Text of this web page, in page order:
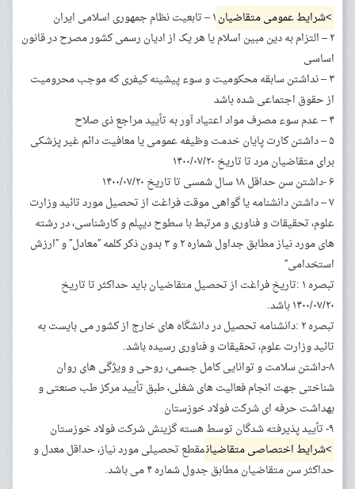
>شرایط عمومی متقاضیان۱ – تابعیت نظام جمهوری اسلامی ایران
۲ – التزام به دین مبین اسلام یا هر یک از ادیان رسمی کشور مصرح در قانون
اساسی
۳ – نداشتن سابقه محکومیت و سوء پیشینه کیفری که موجب محرومیت
از حقوق اجتماعی شده باشد
۴ – عدم سوء مصرف مواد اعتیاد آور به تأیید مراجع ذی صلاح
۵ – داشتن کارت پایان خدمت وظیفه عمومی یا معافیت دائم غیر پزشکی
برای متقاضیان مرد تا تاریخ ۱۴۰۰/۰۷/۲۰
۶ -داشتن سن حداقل ۱۸ سال شمسی تا تاریخ ۱۴۰۰/۰۷/۲۰
۷ – داشتن دانشنامه یا گواهی موقت فراغت از تحصیل مورد تائید وزارت
علوم، تحقیقات و فناوری و مرتبط با سطوح دیپلم و کارشناسی، در رشته
های مورد نیاز مطابق جداول شماره ۲ و ۳ بدون ذکر کلمه ′′معادل′′ و ′′ارزش
استخدامی′′
تبصره ۱ :تاریخ فراغت از تحصیل متقاضیان باید حداکثر تا تاریخ
۱۴۰۰/۰۷/۲۰ باشد.
تبصره ۲ :دانشنامه تحصیل در دانشگاه های خارج از کشور می بایست به
تائید وزارت علوم، تحقیقات و فناوری رسیده باشد.
۸-داشتن سلامت و توانایی کامل جسمی، روحی و ویژگی های روان
شناختی جهت انجام فعالیت های شغلی، طبق تأیید مرکز طب صنعتی و
بهداشت حرفه ای شرکت فولاد خوزستان
۹- تأیید پذیرفته شدگان توسط هسته گزینش شرکت فولاد خوزستان
>شرایط اختصاصی متقاضیانمقطع تحصیلی مورد نیاز، حداقل معدل و
حداکثر سن متقاضیان مطابق جدول شماره ۴ می باشد.